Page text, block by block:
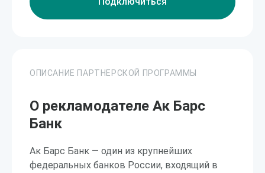
ОПИСАНИЕ ПАРТНЕРСКОЙ ПРОГРАММЫ
О рекламодателе Ак Барс
Банк
Ак Барс Банк — один из крупнейших
федеральных банков России, входящий в